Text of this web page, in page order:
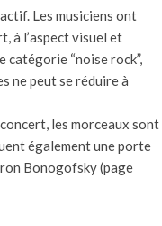
Les musiciens ont
à l’aspect visuel et
“noise rock”,
ne peut se réduire à
les morceaux sont
également une porte
Bonogofsky (page